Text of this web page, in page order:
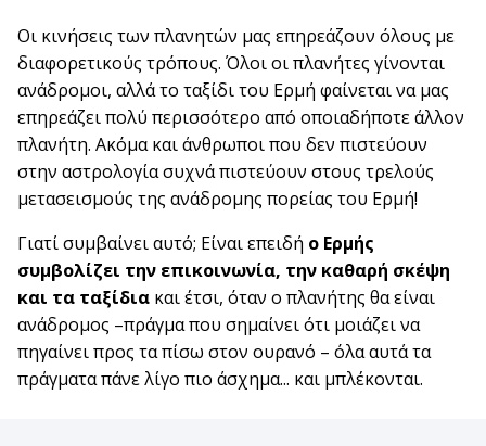
Οι κινήσεις των πλανητών μας επηρεάζουν όλους με
διαφορετικούς τρόπους. Όλοι οι πλανήτες γίνονται
ανάδρομοι, αλλά το ταξίδι του Ερμή φαίνεται να μας
επηρεάζει πολύ περισσότερο από οποιαδήποτε άλλον
πλανήτη. Ακόμα και άνθρωποι που δεν πιστεύουν
στην αστρολογία συχνά πιστεύουν στους τρελούς
μετασεισμούς της ανάδρομης πορείας του Ερμή!
Γιατί συμβαίνει αυτό; Είναι επειδή ο Ερμής
συμβολίζει την επικοινωνία, την καθαρή σκέψη
και τα ταξίδια και έτσι, όταν ο πλανήτης θα είναι
ανάδρομος –πράγμα που σημαίνει ότι μοιάζει να
πηγαίνει προς τα πίσω στον ουρανό – όλα αυτά τα
πράγματα πάνε λίγο πιο άσχημα... και μπλέκονται.